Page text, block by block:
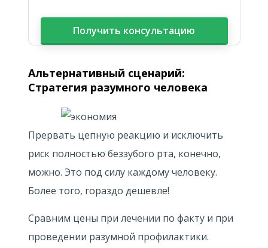
Получить консультацию
Альтернативный сценарий:
Стратегия разумного человека
Прервать цепную реакцию и исключить
риск полностью беззубого рта, конечно,
можно. Это под силу каждому человеку.
Более того, гораздо дешевле!
Сравним цены при лечении по факту и при
проведении разумной профилактики.